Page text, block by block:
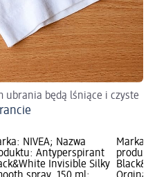
ubrania będą lśniące i czyste
NIVEA; Nazwa
Antyperspirant
Invisible Silky
Marka: